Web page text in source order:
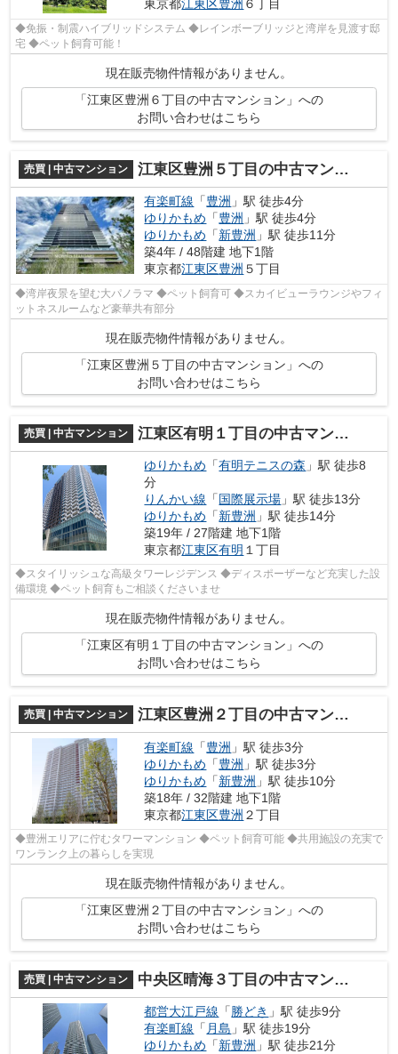
東京都江東区豊洲 ６丁目
◆免振・制震ハイブリッドシステム ◆レインボーブリッジと湾岸を見渡す邸
宅 ◆ペット飼育可能！
現在販売物件情報がありません。
「江東区豊洲６丁目の中古マンション」への
お問い合わせはこちら
売買 | 中古マンション 江東区豊洲５丁目の中古マンション
有楽町線 「豊洲 」駅 徒歩4分
ゆりかもめ 「豊洲 」駅 徒歩4分
ゆりかもめ 「新豊洲 」駅 徒歩11分
築4年 / 48階建 地下1階
東京都江東区豊洲 ５丁目
◆湾岸夜景を望む大パノラマ ◆ペット飼育可 ◆スカイビューラウンジやフィ
ットネスルームなど豪華共有部分
現在販売物件情報がありません。
「江東区豊洲５丁目の中古マンション」への
お問い合わせはこちら
売買 | 中古マンション 江東区有明１丁目の中古マンション
ゆりかもめ 「有明テニスの森 」駅 徒歩8
分
りんかい線 「国際展示場 」駅 徒歩13分
ゆりかもめ 「新豊洲 」駅 徒歩14分
築19年 / 27階建 地下1階
東京都江東区有明 １丁目
◆スタイリッシュな高級タワーレジデンス ◆ディスポーザーなど充実した設
備環境 ◆ペット飼育もご相談くださいませ
現在販売物件情報がありません。
「江東区有明１丁目の中古マンション」への
お問い合わせはこちら
売買 | 中古マンション 江東区豊洲２丁目の中古マンション
有楽町線 「豊洲 」駅 徒歩3分
ゆりかもめ 「豊洲 」駅 徒歩3分
ゆりかもめ 「新豊洲 」駅 徒歩10分
築18年 / 32階建 地下1階
東京都江東区豊洲 ２丁目
◆豊洲エリアに佇むタワーマンション ◆ペット飼育可能 ◆共用施設の充実で
ワンランク上の暮らしを実現
現在販売物件情報がありません。
「江東区豊洲２丁目の中古マンション」への
お問い合わせはこちら
売買 | 中古マンション 中央区晴海３丁目の中古マンション
都営大江戸線 「勝どき 」駅 徒歩9分
有楽町線 「 月島 」駅 徒歩19分
ゆりかもめ 「新豊洲 」駅 徒歩21分